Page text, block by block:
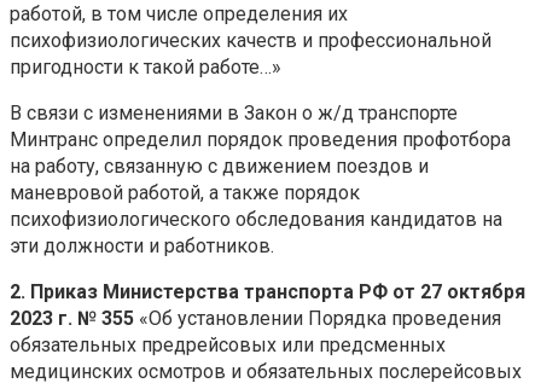
работой, в том числе определения их
психофизиологических качеств и профессиональной
пригодности к такой работе…»
В связи с изменениями в Закон о ж/д транспорте
Минтранс определил порядок проведения профотбора
на работу, связанную с движением поездов и
маневровой работой, а также порядок
психофизиологического обследования кандидатов на
эти должности и работников.
2. Приказ Министерства транспорта РФ от 27 октября
2023 г. № 355 «Об установлении Порядка проведения
обязательных предрейсовых или предсменных
медицинских осмотров и обязательных послерейсовых